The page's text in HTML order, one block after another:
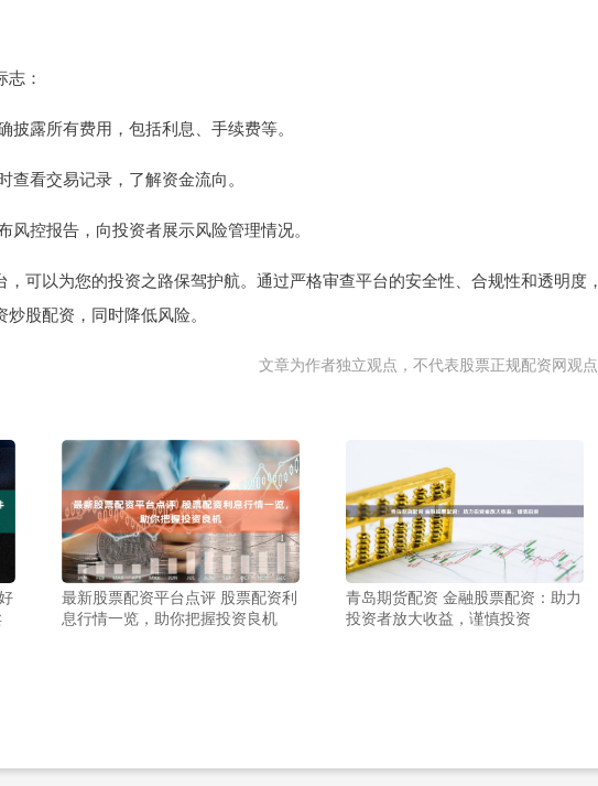
：
露所有费用，包括利息、手续费等。
看交易记录，了解资金流向。
控报告，向投资者展示风险管理情况。
可以为您的投资之路保驾护航。通过严格审查平台的安全性、合规性和透明度，
股配资，同时降低风险。
文章为作者独立观点，不代表股票正规配资网观点
最新股票配资平台点评 股票配资利
息行情一览，助你把握投资良机
青岛期货配资 金融股票配资：助力
投资者放大收益，谨慎投资